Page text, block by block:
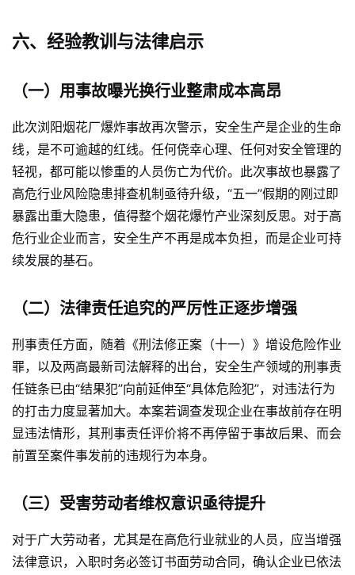
六、经验教训与法律启示
（一）用事故曝光换行业整肃成本高昂
此次浏阳烟花厂爆炸事故再次警示，安全生产是企业的生命
线，是不可逾越的红线。任何侥幸心理、任何对安全管理的
轻视，都可能以惨重的人员伤亡为代价。此次事故也暴露了
高危行业风险隐患排查机制亟待升级，“五一”假期的刚过即
暴露出重大隐患，值得整个烟花爆竹产业深刻反思。对于高
危行业企业而言，安全生产不再是成本负担，而是企业可持
续发展的基石。
（二）法律责任追究的严厉性正逐步增强
刑事责任方面，随着《刑法修正案（十一）》增设危险作业
罪，以及两高最新司法解释的出台，安全生产领域的刑事责
任链条已由“结果犯”向前延伸至“具体危险犯”，对违法行为
的打击力度显著加大。本案若调查发现企业在事故前存在明
显违法情形，其刑事责任评价将不再停留于事故后果、而会
前置至案件事发前的违规行为本身。
（三）受害劳动者维权意识亟待提升
对于广大劳动者，尤其是在高危行业就业的人员，应当增强
法律意识，入职时务必签订书面劳动合同，确认企业已依法